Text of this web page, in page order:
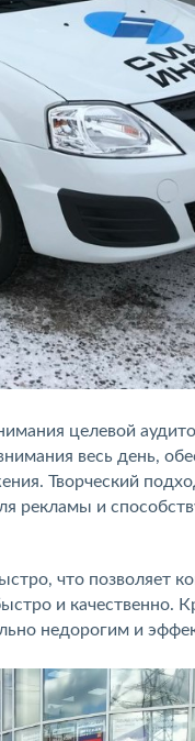
целевой
весь день,
Творческий
рекламы и
что позволяет
и качественно.
недорогим и